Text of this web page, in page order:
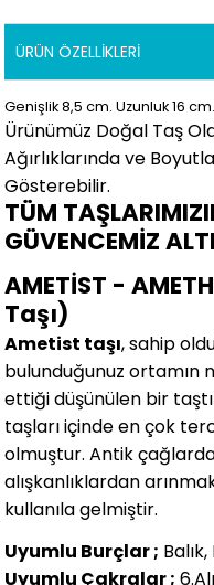
ÜRÜN ÖZELLIKLERI
Genişlik 8,5 cm.Uzunluk 16
Ürünümüz Doğal Taş
Ağırlıklarında ve
Gösterebilir.
TÜM
GÜVENCEMİZ
AMETİST -
Taşı)
Ametist taşı, sahip
bulunduğunuz ortamın
ettiği düşünülen bir
taşları içinde en çok
olmuştur. Antik
alışkanlıklardan
kullanıla gelmiştir.
Uyumlu Burçlar ;
Uyumlu Çakralar ;